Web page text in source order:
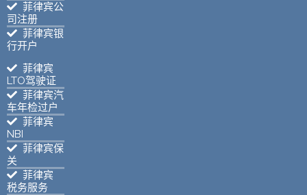
菲律宾公
司注册
菲律宾银
行开户
菲律宾
LTO驾驶证
菲律宾汽
车年检过户
菲律宾
NBI
菲律宾保
关
菲律宾
税务服务